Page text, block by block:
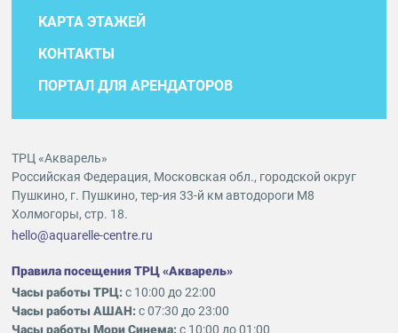
КАРТА ЭТАЖЕЙ
КОНТАКТЫ
ПОРТАЛ ДЛЯ АРЕНДАТОРОВ
ТРЦ «Акварель»
Российская Федерация, Московская обл., городской округ
Пушкино, г. Пушкино, тер-ия 33-й км автодороги М8
Холмогоры, стр. 18.
hello@aquarelle-centre.ru
Правила посещения ТРЦ «Акварель»
Часы работы ТРЦ:с 10:00 до 22:00
Часы работы АШАН:с 07:30 до 23:00
Часы работы Мори Синема:с 10:00 до 01:00